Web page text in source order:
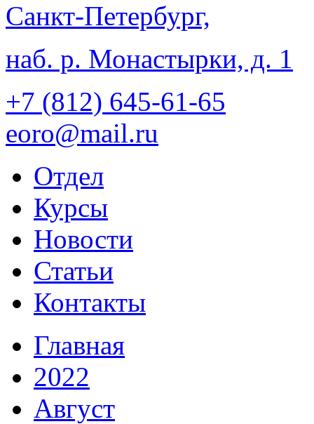
Санкт-Петербург,
наб. р. Монастырки, д. 1
+7 (812) 645-61-65
eoro@mail.ru
Отдел
Курсы
Новости
Статьи
Контакты
Главная
2022
Август